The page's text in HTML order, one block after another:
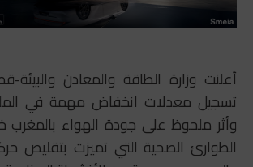
أعلنت وزارة الطاقة والمعادن والبيئة-
تسجيل معدلات انخفاض مهمة في
وأثر ملحوظ على جودة الهواء بالمغرب
الطوارئ الصحية التي تميزت بتقليص